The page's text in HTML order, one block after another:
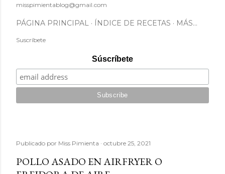
misspimientablog@gmail.com
PÁGINA PRINCIPAL ÍNDICE DE RECETAS MÁS…
Suscríbete
Súscríbete
Publicado por Miss Pimienta octubre 25, 2021
POLLO ASADO EN AIRFRYER O